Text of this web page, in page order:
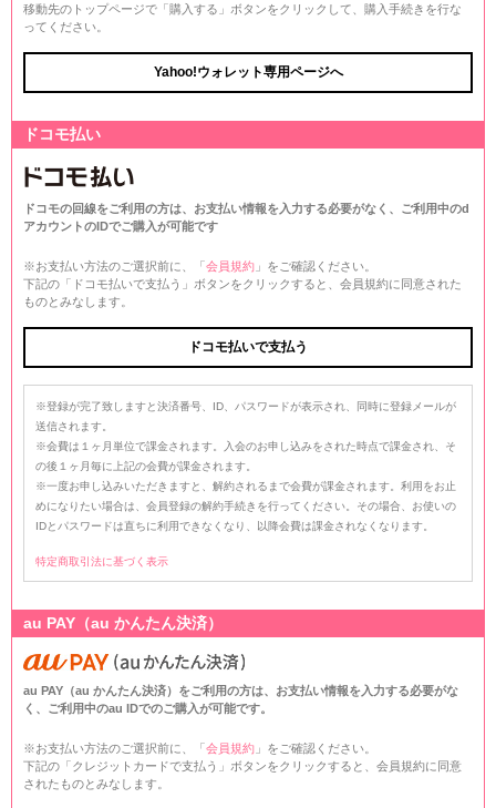
移動先のトップページで「購入する」ボタンをクリックして、購入手続きを行な
ってください。
Yahoo!ウォレット専用ページへ
ドコモ払い
ドコモの回線をご利用の方は、お支払い情報を入力する必要がなく、ご利用中のd
アカウントのIDでご購入が可能です
※お支払い方法のご選択前に、「会員規約 」をご確認ください。
下記の「ドコモ払いで支払う」ボタンをクリックすると、会員規約に同意された
ものとみなします。
※登録が完了致しますと決済番号、ID、パスワードが表示され、同時に登録メールが
送信されます。
※会費は１ヶ月単位で課金されます。入会のお申し込みをされた時点で課金され、そ
の後１ヶ月毎に上記の会費が課金されます。
※一度お申し込みいただきますと、解約されるまで会費が課金されます。利用をお止
めになりたい場合は、会員登録の解約手続きを行ってください。その場合、お使いの
IDとパスワードは直ちに利用できなくなり、以降会費は課金されなくなります。
特定商取引法に基づく表示
au PAY（au かんたん決済）
au PAY（au かんたん決済）をご利用の方は、お支払い情報を入力する必要がな
く、ご利用中のau IDでのご購入が可能です。
※お支払い方法のご選択前に、「会員規約 」をご確認ください。
下記の「クレジットカードで支払う」ボタンをクリックすると、会員規約に同意
されたものとみなします。